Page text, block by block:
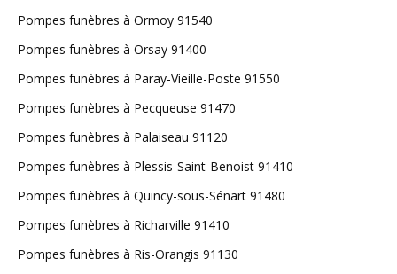
Pompes funèbres à Ormoy 91540
Pompes funèbres à Orsay 91400
Pompes funèbres à Paray-Vieille-Poste 91550
Pompes funèbres à Pecqueuse 91470
Pompes funèbres à Palaiseau 91120
Pompes funèbres à Plessis-Saint-Benoist 91410
Pompes funèbres à Quincy-sous-Sénart 91480
Pompes funèbres à Richarville 91410
Pompes funèbres à Ris-Orangis 91130